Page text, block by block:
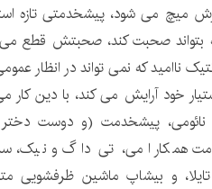
میچ می شود، پیشخدمتی تازه
بتواند صحبت کند، صحبتش قطع
ناامید که نمی تواند در انظار عمومی
خود آرایش می کند، با دین کار
ساینده نائومی، پیشخدمت (و دوست
همکار امی، تی داگ و نیک،
و بیشاپ ماشین ظرفشویی